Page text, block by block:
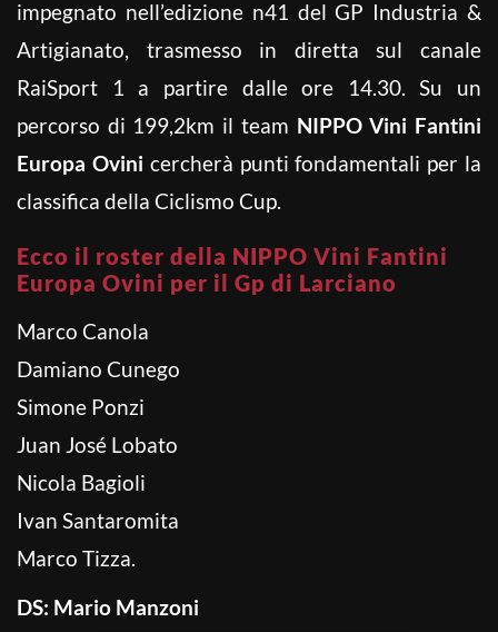
impegnato nell’edizione n41 del GP Industria &
Artigianato, trasmesso in diretta sul canale
RaiSport 1 a partire dalle ore 14.30. Su un
percorso di 199,2km il team NIPPO Vini Fantini
Europa Ovini cercherà punti fondamentali per la
classifica della Ciclismo Cup.
Ecco il roster della NIPPO Vini Fantini
Europa Ovini per il Gp di Larciano
Marco Canola
Damiano Cunego
Simone Ponzi
Juan José Lobato
Nicola Bagioli
Ivan Santaromita
Marco Tizza.
DS: Mario Manzoni